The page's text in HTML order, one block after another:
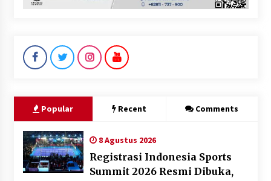
Popular Recent Comments
8 Agustus 2026
Registrasi Indonesia Sports
Summit 2026 Resmi Dibuka,